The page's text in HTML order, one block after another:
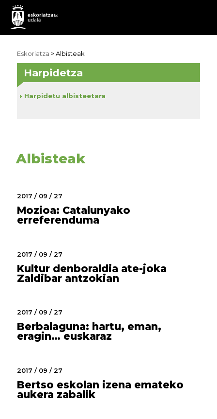
Eskoriatza >Albisteak
Albisteak
2017 / 09 / 27
Mozioa: Catalunyako
erreferenduma
2017 / 09 / 27
Kultur denboraldia ate-joka
Zaldibar antzokian
2017 / 09 / 27
Berbalaguna: hartu, eman,
eragin… euskaraz
2017 / 09 / 27
Bertso eskolan izena emateko
aukera zabalik
Harpidetza
Harpidetu albisteetara